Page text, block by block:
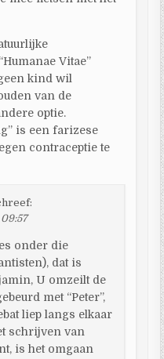
Vitae”
kind wil
van de
optie.
is een farizese
contraceptie te
onder die
dat is
U omzeilt de
met “Peter”,
liep langs elkaar
schrijven van
is het omgaan